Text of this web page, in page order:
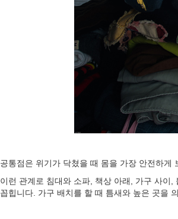
공통점은 위기가 닥쳤을 때 몸을 가장 안전하게
이런 관계로 침대와 소파, 책상 아래, 가구 사이
꼽힙니다. 가구 배치를 할 때 틈새와 높은 곳